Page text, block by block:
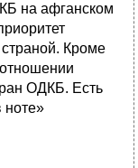
на афганском
страной. Кроме
ОДКБ. Есть
ноте»